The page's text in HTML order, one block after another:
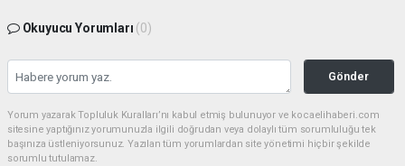
Okuyucu Yorumları (0)
Gönder
Yorum yazarak Topluluk Kuralları’nı kabul etmiş bulunuyor ve kocaelihaberi.com
sitesine yaptığınız yorumunuzla ilgili doğrudan veya dolaylı tüm sorumluluğu tek
başınıza üstleniyorsunuz. Yazılan tüm yorumlardan site yönetimi hiçbir şekilde
sorumlu tutulamaz.